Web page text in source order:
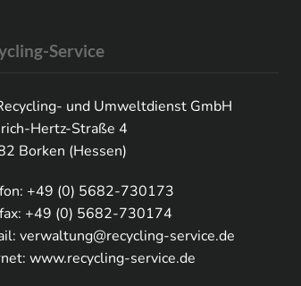
Service
und Umweltdienst GmbH
Hertz-Straße 4
Borken (Hessen)
+49 (0) 5682-730173
+49 (0) 5682-730174
verwaltung@recycling-service.de
www.recycling-service.de